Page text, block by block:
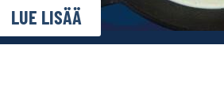
LUE LISÄÄ